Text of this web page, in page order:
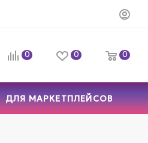
0 0 0
ДЛЯ МАРКЕТПЛЕЙСОВ